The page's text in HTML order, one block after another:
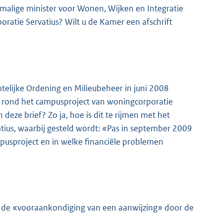
minister voor Wonen, Wijken en Integratie
Servatius? Wilt u de Kamer een afschrift
Ordening en Milieubeheer in juni 2008
het campusproject van woningcorporatie
deze brief? Zo ja, hoe is dit te rijmen met het
waarbij gesteld wordt: «Pas in september 2009
en in welke financiële problemen
«vooraankondiging van een aanwijzing» door de